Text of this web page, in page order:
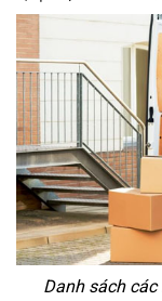
Danh sách